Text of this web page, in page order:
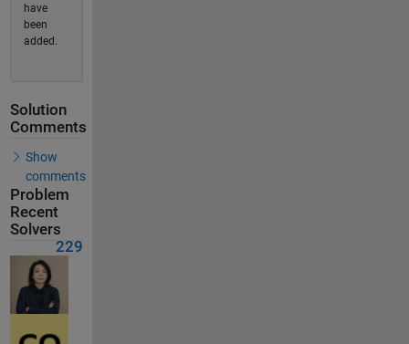
have
been
added.
Solution
Comments
Show
comments
Problem
Recent
Solvers
229